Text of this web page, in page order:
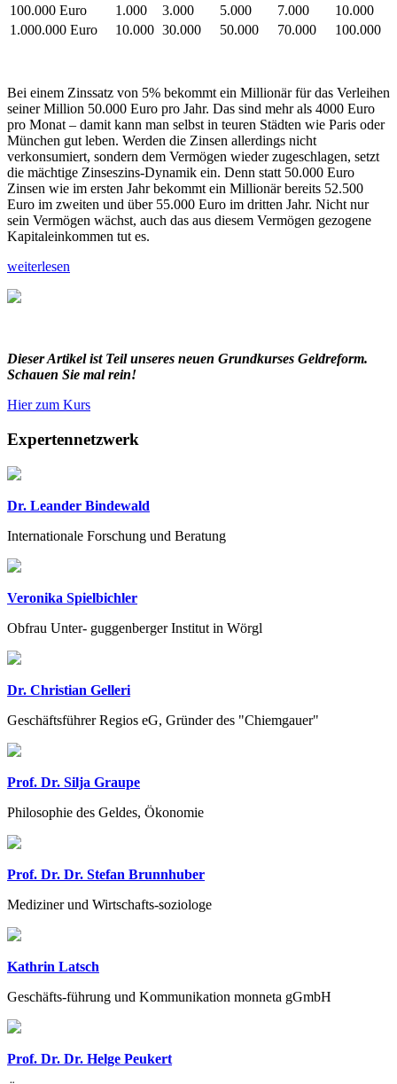
100.000 Euro
1.000 3.000 5.000 7.000
10.000
1.000.000 Euro
10.000 30.000 50.000 70.000 100.000
Bei einem Zinssatz von 5% bekommt ein Millionär für das Verleihen
seiner Million 50.000 Euro pro Jahr. Das sind mehr als 4000 Euro
pro Monat – damit kann man selbst in teuren Städten wie Paris oder
München gut leben. Werden die Zinsen allerdings nicht
verkonsumiert, sondern dem Vermögen wieder zugeschlagen, setzt
die mächtige Zinseszins-Dynamik ein. Denn statt 50.000 Euro
Zinsen wie im ersten Jahr bekommt ein Millionär bereits 52.500
Euro im zweiten und über 55.000 Euro im dritten Jahr. Nicht nur
sein Vermögen wächst, auch das aus diesem Vermögen gezogene
Kapitaleinkommen tut es.
weiterlesen
Dieser Artikel ist Teil unseres neuen Grundkurses Geldreform.
Schauen Sie mal rein!
Hier zum Kurs
Expertennetzwerk
Dr. Leander Bindewald
Internationale Forschung und Beratung
Veronika Spielbichler
Obfrau Unter- guggenberger Institut in Wörgl
Dr. Christian Gelleri
Geschäftsführer Regios eG, Gründer des "Chiemgauer"
Prof. Dr. Silja Graupe
Philosophie des Geldes, Ökonomie
Prof. Dr. Dr. Stefan Brunnhuber
Mediziner und Wirtschafts-soziologe
Kathrin Latsch
Geschäfts-führung und Kommunikation monneta gGmbH
Prof. Dr. Dr. Helge Peukert